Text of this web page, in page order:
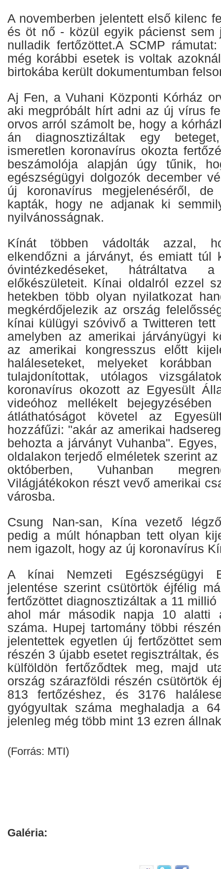
A novemberben jelentett első kilenc
és öt nő - közül egyik pácienst sem
nulladik fertőzöttet.A SCMP
még korábbi esetek is voltak
birtokába került dokumentumban
Aj Fen, a Vuhani Központi Kórház
aki megpróbált hírt adni az új vírus
orvos arról számolt be, hogy a
án diagnosztizáltak egy
ismeretlen koronavírus okozta
beszámolója alapján úgy tűnik,
egészségügyi dolgozók december
új koronavírus megjelenéséről,
kapták, hogy ne adjanak ki
nyilvánosságnak.
Kínát többen vádolták azzal,
elkendőzni a járványt, és emiatt túl
óvintézkedéseket, hátráltatva
előkészületeit. Kínai oldalról ezzel
hetekben több olyan nyilatkozat
megkérdőjelezik az ország
kínai külügyi szóvivő a Twitteren
amelyben az amerikai járványügyi
az amerikai kongresszus előtt
haláleseteket, melyeket
tulajdonítottak, utólagos
koronavírus okozott az Egyesült
videóhoz mellékelt bejegyzésében
átláthatóságot követel az
hozzáfűzi: "akár az amerikai
behozta a járványt Vuhanba".
oldalakon terjedő elméletek szerint
októberben, Vuhanban
Világjátékokon részt vevő amerikai
városba.
Csung Nan-san, Kína vezető
pedig a múlt hónapban tett olyan
nem igazolt, hogy az új koronavírus
A kínai Nemzeti Egészségügyi
jelentése szerint csütörtök éjfélig
fertőzöttet diagnosztizáltak a 11
ahol már második napja 10 alatti
száma. Hupej tartomány többi
jelentettek egyetlen új fertőzöttet
részén 3 újabb esetet regisztráltak,
külföldön fertőződtek meg, majd
ország szárazföldi részén csütörtök
813 fertőzéshez, és 3176
gyógyultak száma meghaladja a
jelenleg még több mint 13 ezren
(Forrás: MTI)
Galéria: